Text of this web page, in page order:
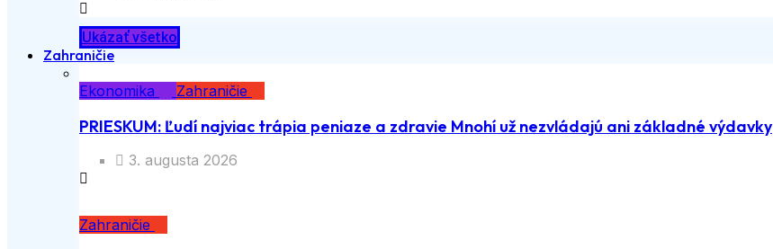
Ukázať všetko
Zahraničie
Ekonomika
Zahraničie
PRIESKUM: Ľudí najviac trápia peniaze a zdravie Mnohí už nezvládajú ani základné výdavky
3. augusta 2026
Zahraničie